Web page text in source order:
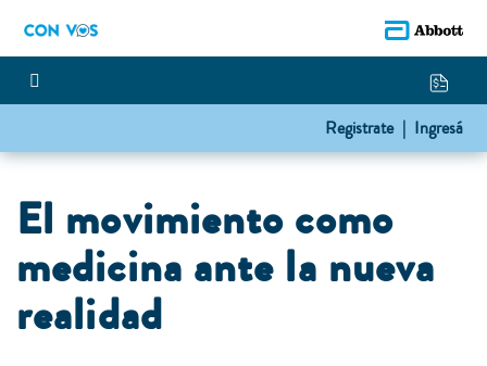
Registrate | Ingresá
El movimiento como
medicina ante la nueva
realidad